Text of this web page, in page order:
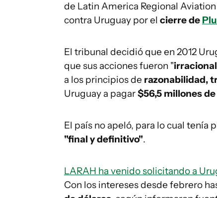
de Latin America Regional
contra Uruguay por el cierre de
El tribunal decidió que en 2012
que sus acciones fueron "
a los principios de razonabilidad,
Uruguay a pagar$56,5 millones
El país no apeló, para lo cual tenía
"final y definitivo".
LARAH ha venido solicitando a
Con los intereses desde febrero